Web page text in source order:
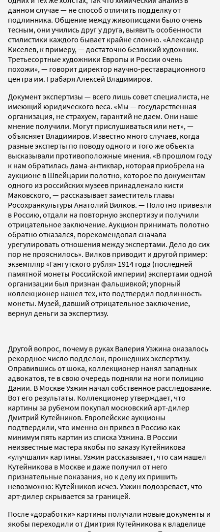
данном случае — не способ отличить подделку от
подлинника. Общение между живописцами было очень
тесным, они учились друг у друга, выявить особенности
стилистики каждого бывает крайне сложно. «Александр
Киселев, к примеру, — достаточно безликий художник.
Третьесортные художники Европы и России очень
похожи», — говорит директор научно-реставрационного
центра им. Грабаря Алексей Владимиров.
Документ экспертизы — всего лишь совет специалиста, не
имеющий юридического веса. «Мы — государственная
организация, не страхуем, гарантий не даем. Они наше
мнение получили. Могут прислушиваться или нет», —
объясняет Владимиров. Известно много случаев, когда
разные эксперты по поводу одного и того же объекта
высказывали противоположные мнения. «В прошлом году
к нам обратилась дама-антиквар, которая приобрела на
аукционе в Швейцарии полотно, которое по документам
одного из российских музеев принадлежало кисти
Маковского, — рассказывает заместитель главы
Росохранкультуры Анатолий Вилков. — Полотно привезли
в Россию, отдали на повторную экспертизу и получили
отрицательное заключение. Аукцион принимать полотно
обратно отказался, порекомендовал сначала
урегулировать отношения между экспертами. Дело до сих
пор не прояснилось». Вилков приводит и другой пример:
экземпляр «Гангутского рубля» 1914 года (последней
памятной монеты Российской империи) экспертами одной
организации был признан фальшивкой; упорный
коллекционер нашел тех, кто подтвердил подлинность
монеты. Музей, давший отрицательное заключение,
вернул деньги за экспертизу.
Другой вопрос, почему в руках Валерия Узжина оказалось
рекордное число подделок, прошедших экспертизу.
Оправившись от шока, коллекционер нанял западных
адвокатов, те в свою очередь подняли на ноги полицию
Дании. В Москве Узжин начал собственное расследование.
Вот его результаты. Коллекционер утверждает, что
картины за рубежом покупал московский арт-дилер
Дмитрий Кутейников. Европейские аукционы
подтвердили, что именно он привез в Россию как
минимум пять картин из списка Узжина. В России
неизвестные мастера якобы по заказу Кутейникова
«улучшали» картины. Узжин рассказывает, что сам нашел
Кутейникова в Москве и даже получил от него
признательные показания, но к делу их пришить
невозможно: Кутейников исчез. Узжин подозревает, что
арт-дилер скрывается за границей.
После «доработки» картины получали новые документы и
якобы переходили от Дмитрия Кутейникова к владелице